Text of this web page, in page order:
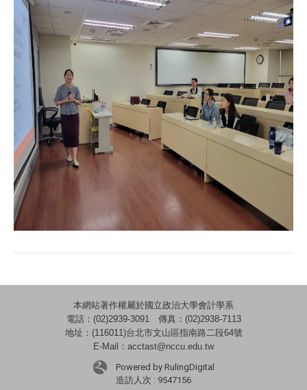
本網站著作權屬於國立政治大學會計學系
電話：(02)2939-3091 傳真：(02)2938-7113
地址：(116011)台北市文山區指南路二段64號
E-Mail：acctast@nccu.edu.tw
Powered by RulingDigital
造訪人次 : 9547156